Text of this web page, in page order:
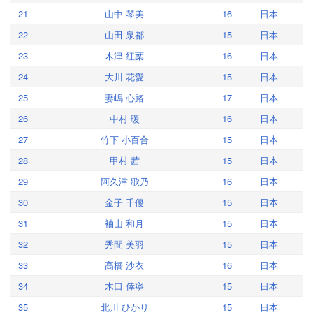
21
山中 琴美 16
日本
22
山田 泉都 15
日本
23
木津 紅葉 16
日本
24
大川 花愛 15
日本
25
妻嶋 心路 17
日本
26
中村 暖 16
日本
27
竹下 小百合 15
日本
28
甲村 茜 15
日本
29
阿久津 歌乃 16
日本
30
金子 千優 15
日本
31
袖山 和月 15
日本
32
秀間 美羽 15
日本
33
高橋 沙衣 16
日本
34
木口 倖寧 15
日本
35
北川 ひかり 15
日本